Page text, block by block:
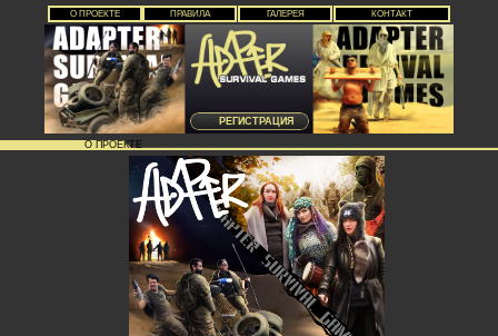
О ПРОЕКТЕ ПРАВИЛА ГАЛЕРЕЯ КОНТАКТ
РЕГИСТРАЦИЯ
О ПРОЕКТЕ